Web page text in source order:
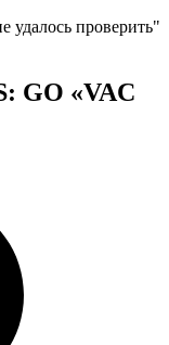
GO «VAC